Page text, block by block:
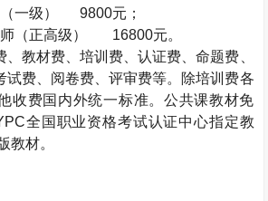
（一级） 9800元；
（正高级）
16800元。
、教材费、培训费、认证费、命题费、
试费、阅卷费、评审费等。除培训费各
收费国内外统一标准。公共课教材免
全国职业资格考试认证中心指定教
教材。